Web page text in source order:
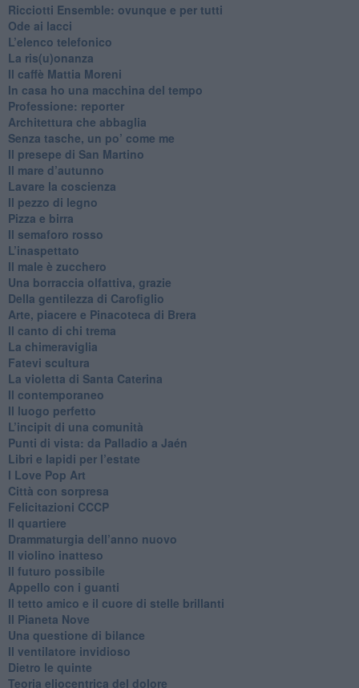
​Ricciotti Ensemble: ovunque e per tutti
Ode ai lacci
​L’elenco telefonico
​La ris(u)onanza
​Il caffè Mattia Moreni
​In casa ho una macchina del tempo
Professione: reporter
Architettura che abbaglia
​Senza tasche, un po’ come me
​Il presepe di San Martino
​Il mare d’autunno
​Lavare la coscienza
​Il pezzo di legno
​Pizza e birra
​Il semaforo rosso
​L’inaspettato
​Il male è zucchero
​Una borraccia olfattiva, grazie
​Della gentilezza di Carofiglio
Arte, piacere e Pinacoteca di Brera
​Il canto di chi trema
La chimeraviglia
​Fatevi scultura
​La violetta di Santa Caterina
​Il contemporaneo
​Il luogo perfetto
​L’incipit di una comunità
Punti di vista: da Palladio a Jaén
​Libri e lapidi per l’estate
​I Love Pop Art
Città con sorpresa
Felicitazioni CCCP
​Il quartiere
​Drammaturgia dell’anno nuovo
​Il violino inatteso
​Il futuro possibile
​Appello con i guanti
​Il tetto amico e il cuore di stelle brillanti
​Il Pianeta Nove
​Una questione di bilance
​Il ventilatore invidioso
​Dietro le quinte
​Teoria eliocentrica del dolore